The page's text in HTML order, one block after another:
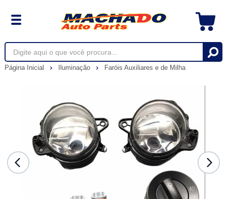
Página Inicial Iluminação Faróis Auxiliares e de Milha